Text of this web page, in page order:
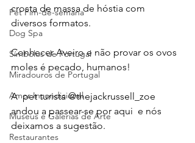
Pet Fim-de-semana
Dog Spa
Símbolos de Portugal
Miradouros de Portugal
Amor Incondicional
Museus e Galerias de Arte
Restaurantes
crosta de massa de hóstia com
diversos formatos.
Conhecer Aveiro e não provar os ovos
moles é pecado, humanos!
A  pet turista @thejackrussell_zoe
andou a passear-se por aqui  e nós
deixamos a sugestão.